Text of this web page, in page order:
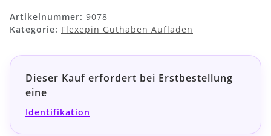
Artikelnummer: 9078
Kategorie: Flexepin Guthaben Aufladen
Dieser Kauf erfordert bei Erstbestellung
eine
Identifikation